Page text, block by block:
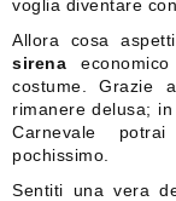
voglia diventare
Allora cosa
sirena
costume. Grazie
rimanere delusa;
Carnevale
pochissimo.
Sentiti una vera